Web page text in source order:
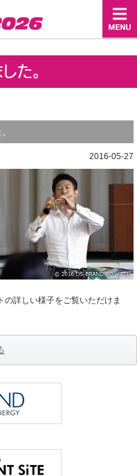
た。
2016-05-27
詳しい様子をご覧いただけま